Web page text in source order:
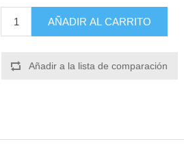
AÑADIR AL CARRITO
Añadir a la lista de comparación